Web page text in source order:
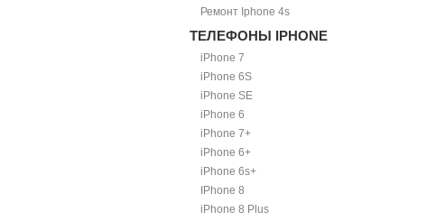
Ремонт Iphone 4s
ТЕЛЕФОНЫ IPHONE
iPhone 7
iPhone 6S
iPhone SE
iPhone 6
iPhone 7+
iPhone 6+
iPhone 6s+
IPhone 8
iPhone 8 Plus